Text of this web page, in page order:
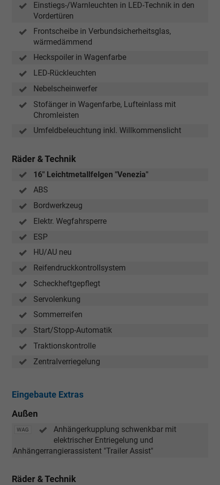
Einstiegs-/Warnleuchten in LED-Technik in den
Vordertüren
Frontscheibe in Verbundsicherheitsglas,
wärmedämmend
Heckspoiler in Wagenfarbe
LED-Rückleuchten
Nebelscheinwerfer
Stofänger in Wagenfarbe, Lufteinlass mit
Chromleisten
Umfeldbeleuchtung inkl. Willkommenslicht
Räder & Technik
16" Leichtmetallfelgen "Venezia"
ABS
Bordwerkzeug
Elektr. Wegfahrsperre
ESP
HU/AU neu
Reifendruckkontrollsystem
Scheckheftgepflegt
Servolenkung
Sommerreifen
Start/Stopp-Automatik
Traktionskontrolle
Zentralverriegelung
Eingebaute Extras
Außen
WAG
Anhängerkupplung schwenkbar mit
elektrischer Entriegelung und
Anhängerrangierassistent "Trailer Assist"
Räder & Technik